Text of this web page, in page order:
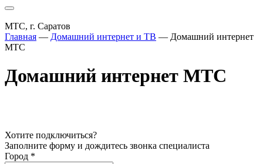
МТС, г. Саратов
Главная — Домашний интернет и ТВ — Домашний интернет
МТС
Домашний интернет МТС
Хотите подключиться?
Заполните форму и дождитесь звонка специалиста
Город *